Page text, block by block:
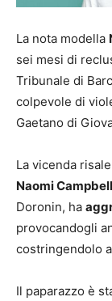
La nota modella
sei mesi di
Tribunale di
colpevole di
Gaetano di
La vicenda
Naomi Campbell
Doronin, ha
provocandogli
costringendolo
Il paparazzo è